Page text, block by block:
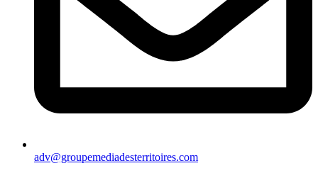
adv@groupemediadesterritoires.com